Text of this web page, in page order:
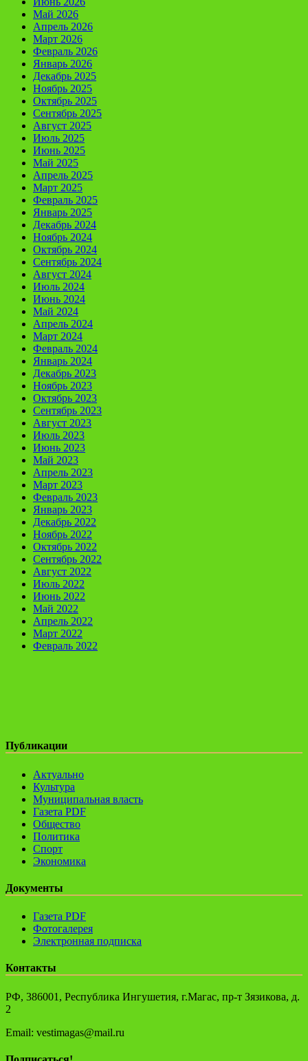
Май 2026
Апрель 2026
Март 2026
Февраль 2026
Январь 2026
Декабрь 2025
Ноябрь 2025
Октябрь 2025
Сентябрь 2025
Август 2025
Июль 2025
Июнь 2025
Май 2025
Апрель 2025
Март 2025
Февраль 2025
Январь 2025
Декабрь 2024
Ноябрь 2024
Октябрь 2024
Сентябрь 2024
Август 2024
Июль 2024
Июнь 2024
Май 2024
Апрель 2024
Март 2024
Февраль 2024
Январь 2024
Декабрь 2023
Ноябрь 2023
Октябрь 2023
Сентябрь 2023
Август 2023
Июль 2023
Июнь 2023
Май 2023
Апрель 2023
Март 2023
Февраль 2023
Январь 2023
Декабрь 2022
Ноябрь 2022
Октябрь 2022
Сентябрь 2022
Август 2022
Июль 2022
Июнь 2022
Май 2022
Апрель 2022
Март 2022
Февраль 2022
Публикации
Актуально
Культура
Муниципальная власть
Газета PDF
Общество
Политика
Спорт
Экономика
Документы
Газета PDF
Фотогалерея
Электронная подписка
Контакты
РФ, 386001, Республика Ингушетия, г.Магас, пр-т Зязикова, д.
2
Email: vestimagas@mail.ru